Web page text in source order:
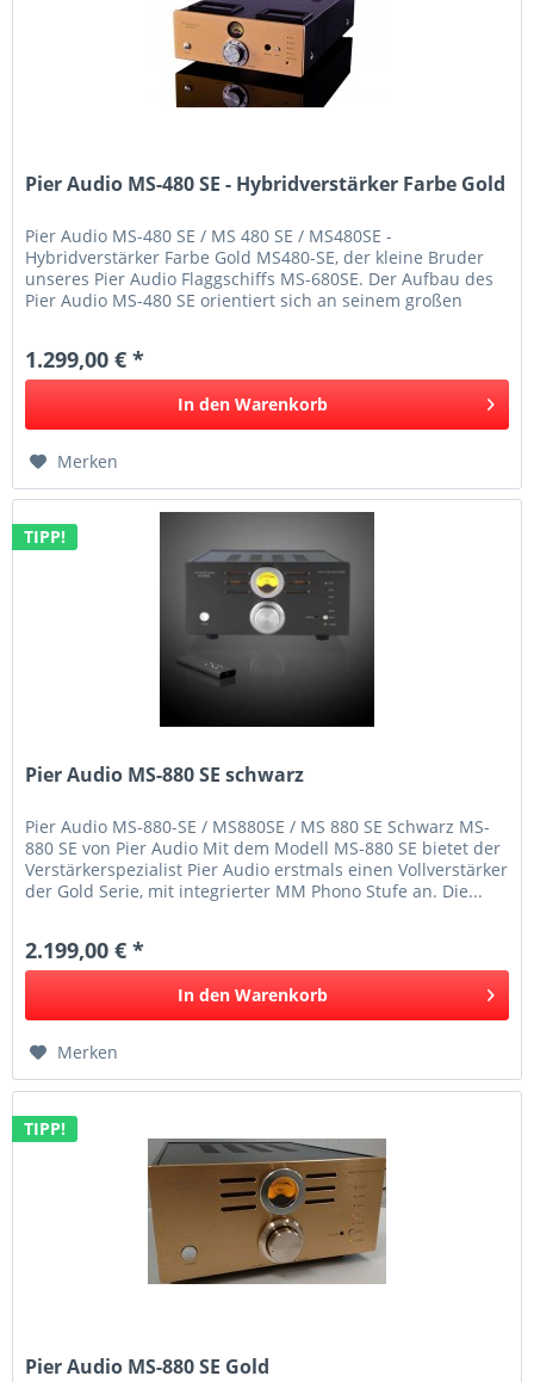
Pier Audio MS-480 SE - Hybridverstärker Farbe Gold
Pier Audio MS-480 SE / MS 480 SE / MS480SE -
Hybridverstärker Farbe Gold MS480-SE, der kleine Bruder
unseres Pier Audio Flaggschiffs MS-680SE. Der Aufbau des
Pier Audio MS-480 SE orientiert sich an seinem großen
1.299,00 € *
In den Warenkorb
Merken
TIPP!
Pier Audio MS-880 SE schwarz
Pier Audio MS-880-SE / MS880SE / MS 880 SE Schwarz MS-
880 SE von Pier Audio Mit dem Modell MS-880 SE bietet der
Verstärkerspezialist Pier Audio erstmals einen Vollverstärker
der Gold Serie, mit integrierter MM Phono Stufe an. Die...
2.199,00 € *
In den Warenkorb
Merken
TIPP!
Pier Audio MS-880 SE Gold